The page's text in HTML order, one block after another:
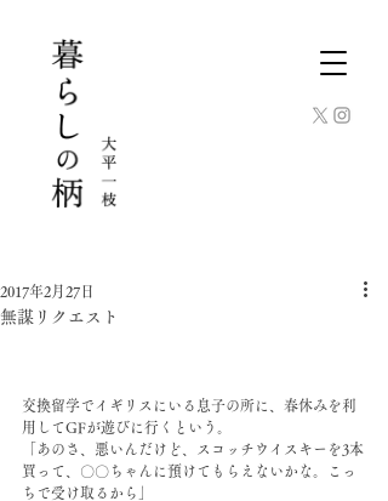
無謀リクエスト
2017年2月27日
交換留学でイギリスにいる息子の所に、春休みを利
用してGFが遊びに行くという。
「あのさ、悪いんだけど、スコッチウイスキーを3本
買って、〇〇ちゃんに預けてもらえないかな。こっ
ちで受け取るから」